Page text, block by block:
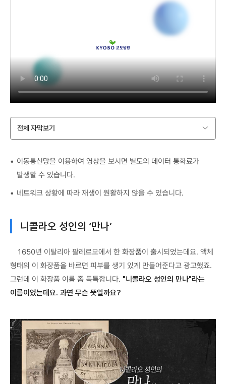
전체 자막보기
이동통신망을 이용하여 영상을 보시면 별도의 데이터 통화료가
발생할 수 있습니다.
네트워크 상황에 따라 재생이 원활하지 않을 수 있습니다.
니콜라오 성인의 ‘만나’
1650년 이탈리아 팔레르모에서 한 화장품이 출시되었는데요. 액체
형태의 이 화장품을 바르면 피부를 생기 있게 만들어준다고 광고했죠.
그런데 이 화장품 이름 좀 독특합니다. "니콜라오 성인의 만나"라는
이름이었는데요. 과연 무슨 뜻일까요?